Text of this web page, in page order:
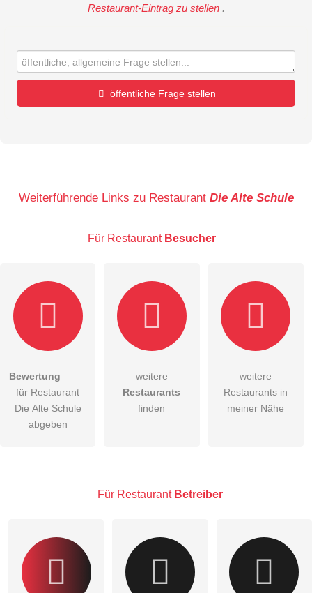
Restaurant-Eintrag zu stellen .
öffentliche Frage stellen
E-Mail-Adresse (wird nicht veröffentlicht)
Hiermit akzeptiere ich dieAGB
Die Datenschutzerklärung habe ich zur Kenntnis genommen.
Besucher sichtbar.
Weiterführende Links zu Restaurant Die Alte Schule
Für Restaurant Besucher
Bewertung
für Restaurant
Die Alte Schule
abgeben
weitere
Restaurants
finden
weitere
Restaurants in
meiner Nähe
Für Restaurant Betreiber